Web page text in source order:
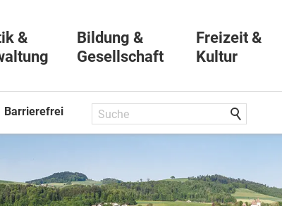
Barrierefrei
&
Bildung &
Gesellschaft
Freizeit &
Kultur